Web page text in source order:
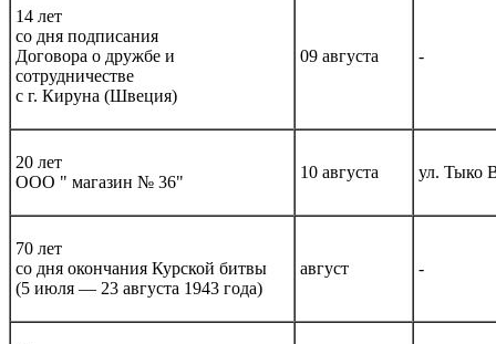
14 лет
со дня подписания
Договора о дружбе и
сотрудничестве
с г. Кируна (Швеция)
09 августа -
20 лет
ООО " магазин № 36"
10 августа ул. Тыко
70 лет
со дня окончания Курской битвы
(5 июля — 23 августа 1943 года)
август -